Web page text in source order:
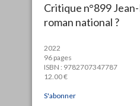
Critique n°899
roman national ?
2022
96 pages
ISBN : 9782707347787
12.00 €
S'abonner